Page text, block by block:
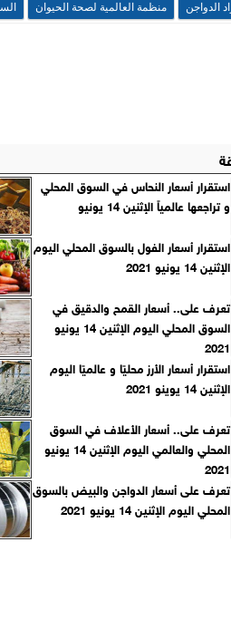
الدواجن منظمة العالمية لصحة الحيوان
استقرار أسعار النحاس في السوق المحلي
و تراجعها عالمياً الإثنين 14 يونيو
استقرار أسعار الفول بالسوق المحلي اليوم
الإثنين 14 يونيو 2021
تعرف على.. أسعار القمح والدقيق في
السوق المحلي اليوم الإثنين 14 يونيو
2021
استقرار أسعار الأرز محليًا و عالميًا اليوم
الإثنين 14 يوينو 2021
تعرف على.. أسعار الأعلاف في السوق
المحلي والعالمي اليوم الإثنين 14 يونيو
2021
تعرف على أسعار الدواجن والبيض بالسوق
المحلي اليوم الإثنين 14 يونيو 2021